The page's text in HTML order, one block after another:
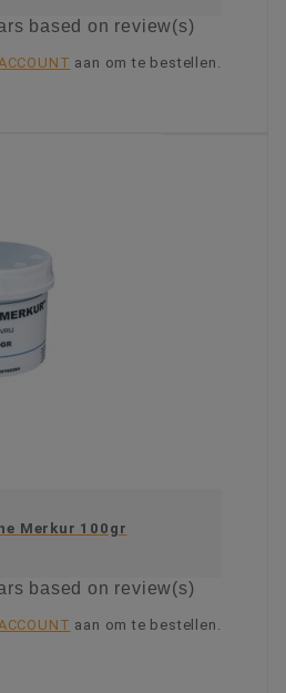
based on review(s)
aan om te bestellen.
Merkur 100gr
based on review(s)
aan om te bestellen.